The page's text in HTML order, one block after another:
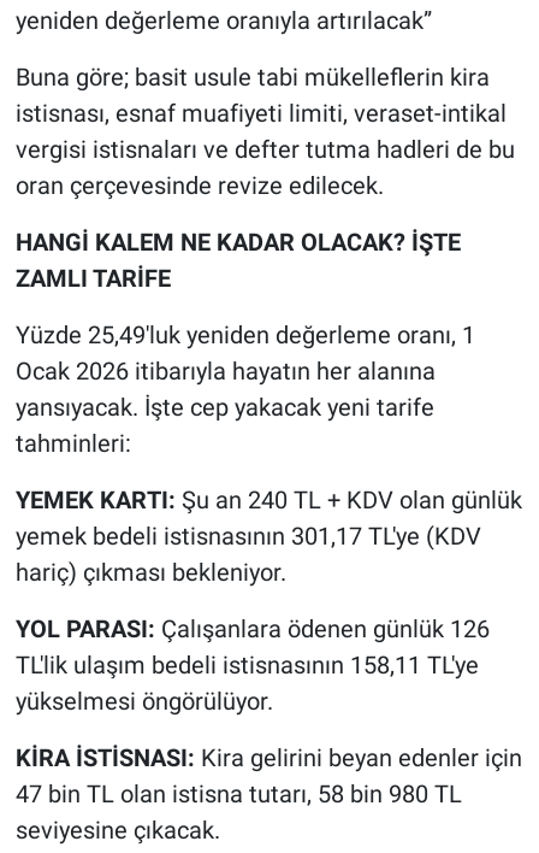
yeniden değerleme oranıyla artırılacak”
Buna göre; basit usule tabi mükelleflerin kira
istisnası, esnaf muafiyeti limiti, veraset-intikal
vergisi istisnaları ve defter tutma hadleri de bu
oran çerçevesinde revize edilecek.
HANGİ KALEM NE KADAR OLACAK? İŞTE
ZAMLI TARİFE
Yüzde 25,49'luk yeniden değerleme oranı, 1
Ocak 2026 itibarıyla hayatın her alanına
yansıyacak. İşte cep yakacak yeni tarife
tahminleri:
YEMEK KARTI: Şu an 240 TL + KDV olan günlük
yemek bedeli istisnasının 301,17 TL'ye (KDV
hariç) çıkması bekleniyor.
YOL PARASI: Çalışanlara ödenen günlük 126
TL'lik ulaşım bedeli istisnasının 158,11 TL'ye
yükselmesi öngörülüyor.
KİRA İSTİSNASI: Kira gelirini beyan edenler için
47 bin TL olan istisna tutarı, 58 bin 980 TL
seviyesine çıkacak.